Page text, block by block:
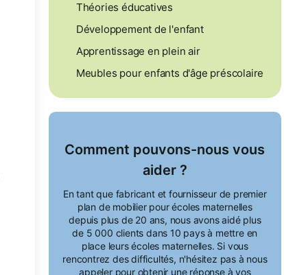
Théories éducatives
Développement de l'enfant
Apprentissage en plein air
Meubles pour enfants d'âge préscolaire
Comment pouvons-nous vous
aider ?
En tant que fabricant et fournisseur de premier
plan de mobilier pour écoles maternelles
depuis plus de 20 ans, nous avons aidé plus
de 5 000 clients dans 10 pays à mettre en
place leurs écoles maternelles. Si vous
rencontrez des difficultés, n'hésitez pas à nous
appeler pour obtenir une réponse à vos